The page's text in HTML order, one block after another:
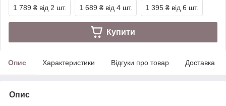
1 789 ₴ від 2 шт. 1 689 ₴ від 4 шт. 1 395 ₴ від 6 шт.
Купити
Опис Характеристики Відгуки про товар Доставка
Опис